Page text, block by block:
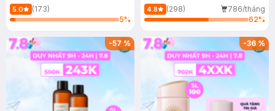
150ml
5.0
(173)
5%
4.8 (298)
786/tháng
62%
-57% -36%